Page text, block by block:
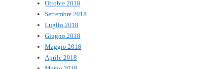
Ottobre 2018
Settembre 2018
Luglio 2018
Giugno 2018
Maggio 2018
Aprile 2018